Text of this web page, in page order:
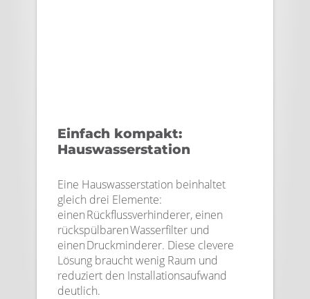
Einfach kompakt:
Hauswasserstation
Eine Hauswasserstation beinhaltet
gleich drei Elemente:
einen Rückflussverhinderer, einen
rückspülbaren Wasserfilter und
einen Druckminderer. Diese clevere
Lösung braucht wenig Raum und
reduziert den Installationsaufwand
deutlich.